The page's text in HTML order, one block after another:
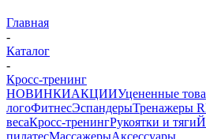
Главная
-
Каталог
-
Кросс-тренинг
НОВИНКИАКЦИИУцененные
логоФитнесЭспандерыТренажеры
весаКросс-тренингРукоятки и тяги
пилатесМассажерыАксессуары